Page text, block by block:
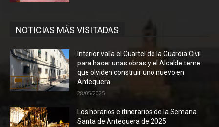
NOTICIAS MÁS VISITADAS
Interior valla el Cuartel de la Guardia Civil
para hacer unas obras y el Alcalde teme
que olviden construir uno nuevo en
Antequera
28/05/2025
Los horarios e itinerarios de la Semana
Santa de Antequera de 2025